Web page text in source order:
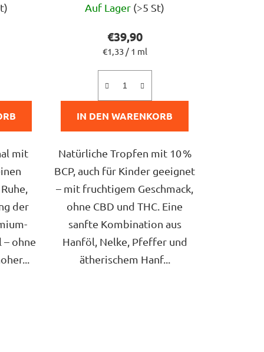
mit
der
– ohne
durchschnittliche
Produktbewertung
ist
5,0
von
5
Sternen.
Auf Lager (>5 St)
€39,90
Verkaufspreis:
€1,33 / 1 ml
IN DEN WARENKORB
Natürliche Tropfen mit 10 %
BCP, auch für Kinder geeignet
– mit fruchtigem Geschmack,
ohne CBD und THC. Eine
sanfte Kombination aus
Hanföl, Nelke, Pfeffer und
ätherischem Hanf...